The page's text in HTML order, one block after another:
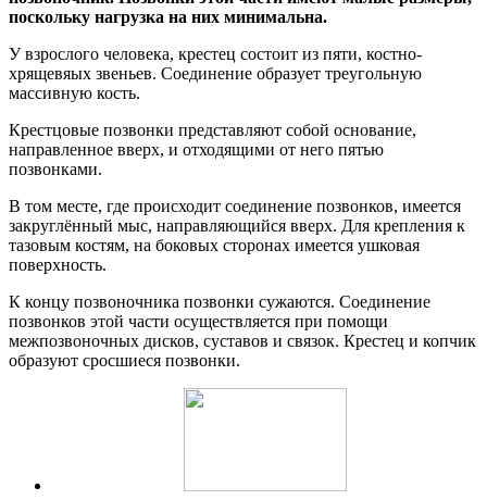
поскольку нагрузка на них минимальна.
У взрослого человека, крестец состоит из пяти, костно-
хрящевяых звеньев. Соединение образует треугольную
массивную кость.
Крестцовые позвонки представляют собой основание,
направленное вверх, и отходящими от него пятью
позвонками.
В том месте, где происходит соединение позвонков, имеется
закруглённый мыс, направляющийся вверх. Для крепления к
тазовым костям, на боковых сторонах имеется ушковая
поверхность.
К концу позвоночника позвонки сужаются. Соединение
позвонков этой части осуществляется при помощи
межпозвоночных дисков, суставов и связок. Крестец и копчик
образуют сросшиеся позвонки.